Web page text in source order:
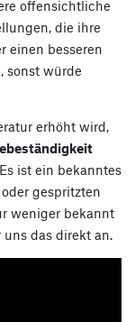
offensichtliche
die ihre
einen besseren
sonst würde
erhöht wird,
ist ein bekanntes
gespritzten
weniger bekannt
das direkt an.